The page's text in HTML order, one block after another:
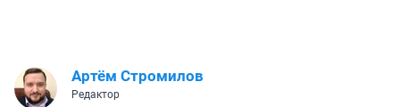
Артём Стромилов
Редактор